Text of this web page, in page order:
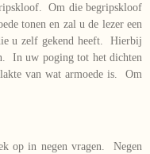
Om die begripskloof
tonen en zal u de lezer een
u zelf gekend heeft. Hierbij
In uw poging tot het dichten
van wat armoede is. Om
op in negen vragen. Negen